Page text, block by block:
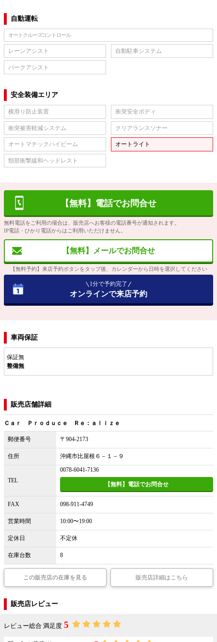
自動運転
オートクルーズコントロール
レーンアシスト 自動駐車システム
パークアシスト
安全装備エリア
横滑り防止装置 衝突安全ボディ
衝突被害軽減システム クリアランスソナー
オートマチックハイビーム オートライト
頸部衝撃緩和ヘッドレスト
【無料】電話でお問合せ
無料電話をご利用の場合は、販売店へお客様の電話番号が通知されます。
IP電話・ひかり電話からはご利用いただけません。
【無料】メールでお問合せ
【無料予約】来店予約ボタンをタップ後、カレンダーから日時を選択してください
1分で予約完了
オンラインで来店予約
車両保証
保証無
整備無
販売店舗詳細
Ｃａｒ Ｐｒｏｄｕｃｅ Ｒｅ：ａｌｉｚｅ
郵便番号 〒904-2173
住所 沖縄市比屋根６－１－９
TEL
0078-6041-7136
【無料】電話でお問合せ
FAX 098-911-4749
営業時間 10:00〜19:00
定休日 不定休
在庫台数 8
この販売店の在庫を見る 販売店詳細はこちら
販売店レビュー
レビュー総合 満足度 5